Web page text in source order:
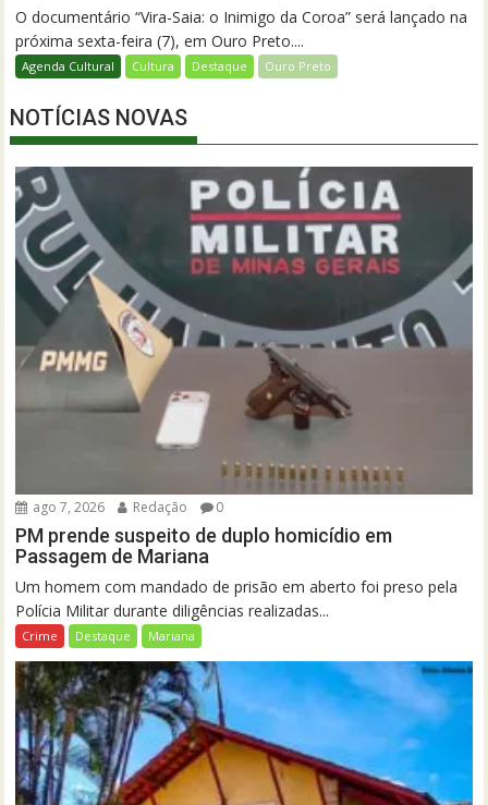
O documentário “Vira-Saia: o Inimigo da Coroa” será lançado na
próxima sexta-feira (7), em Ouro Preto....
Agenda Cultural Cultura Destaque Ouro Preto
NOTÍCIAS NOVAS
ago 7, 2026 Redação 0
PM prende suspeito de duplo homicídio em
Passagem de Mariana
Um homem com mandado de prisão em aberto foi preso pela
Polícia Militar durante diligências realizadas...
Crime Destaque Mariana